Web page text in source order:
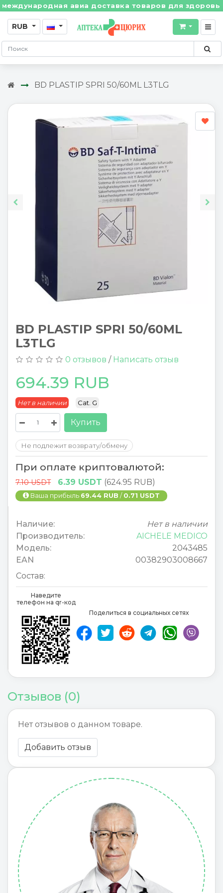
авиа доставка товаров для здоровья
RUB
BD PLASTIP SPRI 50/60ML L3TLG
BD PLASTIP SPRI 50/60ML
L3TLG
0 отзывов / Написать отзыв
694.39 RUB
Нет в наличии Cat. G
Купить
Не подлежит возврату/обмену
При оплате криптовалютой:
7.10 USDT 6.39 USDT (624.95 RUB)
Ваша прибыль 69.44 RUB / 0.71 USDT
Наличие:
Нет в наличии
Производитель:
AICHELE MEDICO
Модель:
2043485
EAN
00382903008667
Состав:
Наведите
телефон на qr-код
Поделиться в социальных сетях
Отзывов (0)
Нет отзывов о данном товаре.
Добавить отзыв